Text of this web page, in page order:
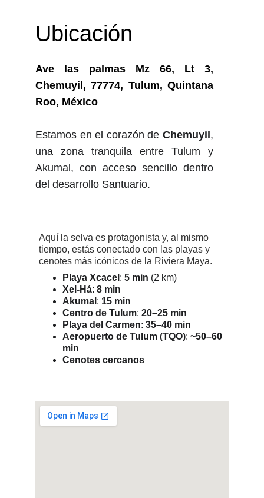
Ubicación
Ave las palmas Mz 66, Lt 3,
Chemuyil, 77774, Tulum, Quintana
Roo, México
Estamos en el corazón de Chemuyil ,
una zona tranquila entre Tulum y
Akumal, con acceso sencillo dentro
del desarrollo Santuario.
Aquí la selva es protagonista y, al mismo
tiempo, estás conectado con las playas y
cenotes más icónicos de la Riviera Maya.
Playa Xcacel : 5 min (2 km)
Xel-Há: 8 min
Akumal : 15 min
Centro de Tulum: 20–25 min
Playa del Carmen: 35–40 min
Aeropuerto de Tulum (TQO): ~50–60
min
Cenotes cercanos